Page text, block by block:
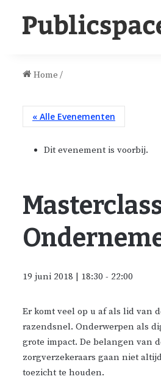
Home /
« Alle Evenementen
Dit evenement is voorbij.
19 juni 2018 | 18:30 - 22:00
Er komt veel op u af als lid van
razendsnel. Onderwerpen als
grote impact. De belangen van
zorgverzekeraars gaan niet
toezicht te houden.